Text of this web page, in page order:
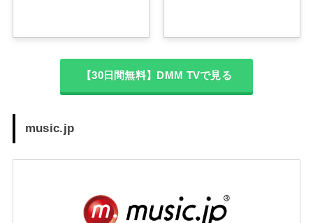
【30日間無料】DMM TVで見る
music.jp